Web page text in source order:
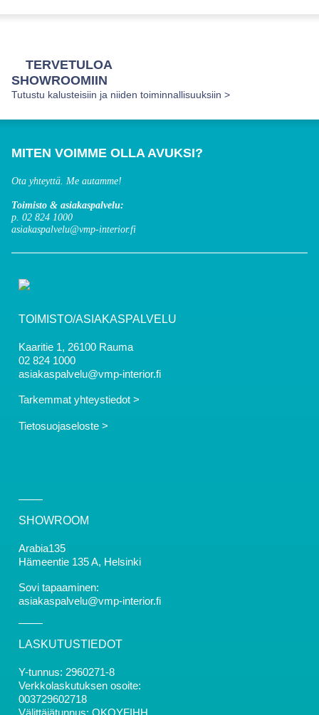
TERVETULOA
SHOWROOMIIN
Tutustu kalusteisiin ja niiden toiminnallisuuksiin >
MITEN VOIMME OLLA AVUKSI?
Ota yhteyttä. Me autamme!
Toimisto & asiakaspalvelu:
p. 02 824 1000
asiakaspalvelu@vmp-interior.fi
TOIMISTO/ASIAKASPALVELU
Kaaritie 1, 26100 Rauma
02 824 1000
asiakaspalvelu@vmp-interior.fi
Tarkemmat yhteystiedot >
Tietosuojaseloste >
SHOWROOM
Arabia135
Hämeentie 135 A, Helsinki
Sovi tapaaminen:
asiakaspalvelu@vmp-interior.fi
LASKUTUSTIEDOT
Y-tunnus: 2960271-8
Verkkolaskutuksen osoite:
003729602718
Välittäjätunnus: OKOYFIHH